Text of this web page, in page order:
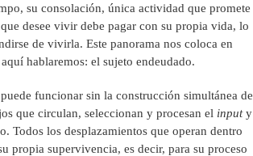
su consolación, única actividad que promete
desee vivir debe pagar con su propia vida, lo
de vivirla. Este panorama nos coloca en
hablaremos: el sujeto endeudado.
funcionar sin la construcción simultánea de
que circulan, seleccionan y procesan el inputy
Todos los desplazamientos que operan dentro
propia supervivencia, es decir, para su proceso